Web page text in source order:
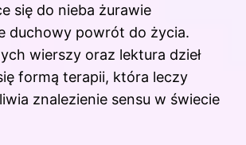
się do nieba żurawie
duchowy powrót do życia.
wierszy oraz lektura dzieł
formą terapii, która leczy
znalezienie sensu w świecie